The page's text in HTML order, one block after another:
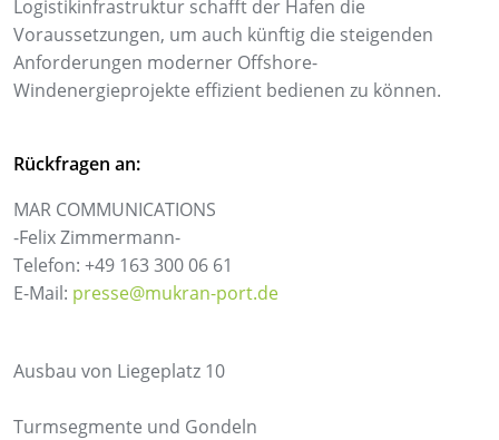
Logistikinfrastruktur schafft der Hafen die
Voraussetzungen, um auch künftig die steigenden
Anforderungen moderner Offshore-
Windenergieprojekte effizient bedienen zu können.
Rückfragen an:
MAR COMMUNICATIONS
-Felix Zimmermann-
Telefon: +49 163 300 06 61
E-Mail: presse@mukran-port.de
Ausbau von Liegeplatz 10
Turmsegmente und Gondeln